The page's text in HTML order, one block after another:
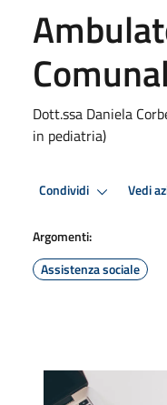
Dott.ssa Daniela
in pediatria)
Condividi Vedi
Argomenti:
Assistenza sociale